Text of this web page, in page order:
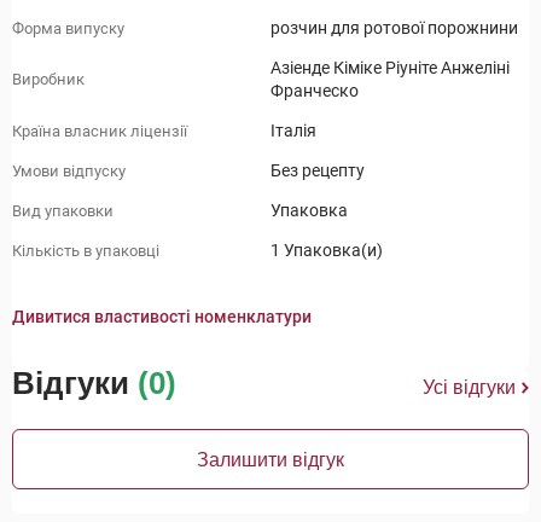
Форма випуску розчин для ротової порожнини
Виробник
Азіенде Кіміке Ріуніте Анжеліні
Франческо
Країна власник ліцензії Італія
Умови відпуску Без рецепту
Вид упаковки Упаковка
Кількість в упаковці 1 Упаковка(и)
Дивитися властивості номенклатури
Відгуки (0) Усі відгуки
Залишити відгук